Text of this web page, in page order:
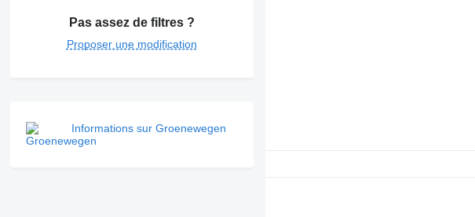
Pas assez de filtres ?
Proposer une modification
Informations sur Groenewegen